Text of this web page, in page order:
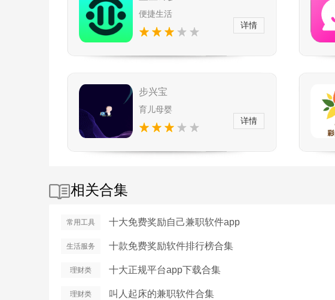
便捷生活
详情
步兴宝
育儿母婴
详情
相关合集
常用工具 十大免费奖励自己兼职软件app
生活服务 十款免费奖励软件排行榜合集
理财类 十大正规平台app下载合集
理财类 叫人起床的兼职软件合集